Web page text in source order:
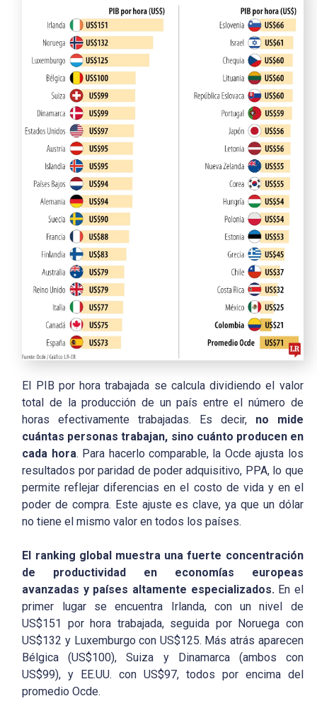
El PIB por hora trabajada se calcula dividiendo el valor
total de la producción de un país entre el número de
horas efectivamente trabajadas. Es decir, no mide
cuántas personas trabajan, sino cuánto producen en
cada hora. Para hacerlo comparable, la Ocde ajusta los
resultados por paridad de poder adquisitivo, PPA, lo que
permite reflejar diferencias en el costo de vida y en el
poder de compra. Este ajuste es clave, ya que un dólar
no tiene el mismo valor en todos los países.
El ranking global muestra una fuerte concentración
de productividad en economías europeas
avanzadas y países altamente especializados. En el
primer lugar se encuentra Irlanda, con un nivel de
US$151 por hora trabajada, seguida por Noruega con
US$132 y Luxemburgo con US$125. Más atrás aparecen
Bélgica (US$100), Suiza y Dinamarca (ambos con
US$99), y EE.UU. con US$97, todos por encima del
promedio Ocde.